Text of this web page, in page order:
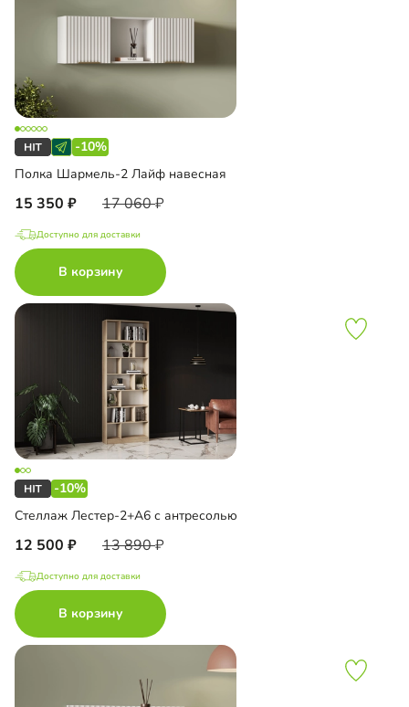
-10%
Полка Шармель-2 Лайф навесная
15 350 17 060
Доступно для доставки
В корзину
-10%
Стеллаж Лестер-2+А6 с антресолью
12 500 13 890
Доступно для доставки
В корзину